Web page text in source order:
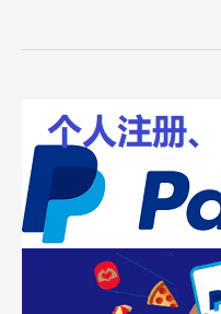
PayPal
注
册、
使
用、